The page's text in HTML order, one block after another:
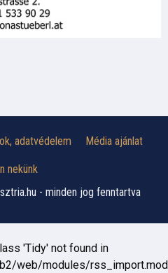
adatvédelem Média ajánlat
nekünk
- minden jog fenntartva
'Tidy' not found in
web/modules/